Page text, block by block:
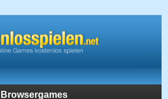
Browsergames